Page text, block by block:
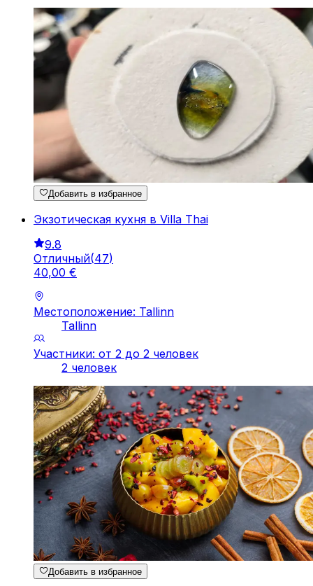
Добавить в избранное
Экзотическая кухня в Villa Thai
9.8
Отличный(47)
40,00 €
Местоположение: Tallinn
Tallinn
Участники: от 2 до 2 человек
2 человек
Добавить в избранное